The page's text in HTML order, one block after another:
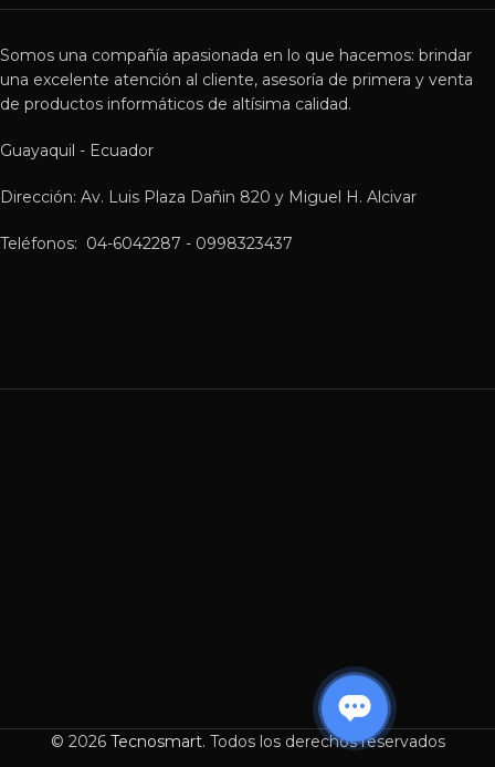
Somos una compañía apasionada en lo que hacemos: brindar
una excelente atención al cliente, asesoría de primera y venta
de productos informáticos de altísima calidad.
Guayaquil - Ecuador
Dirección: Av. Luis Plaza Dañin 820 y Miguel H. Alcivar
Teléfonos: 04-6042287 - 0998323437
© 2026 Tecnosmart. Todos los derechos reservados